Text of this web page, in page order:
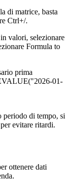
di matrice, basta
Ctrl+/.
valori, selezionare
Formula to
prima
01-
periodo di tempo, si
evitare ritardi.
ottenere dati